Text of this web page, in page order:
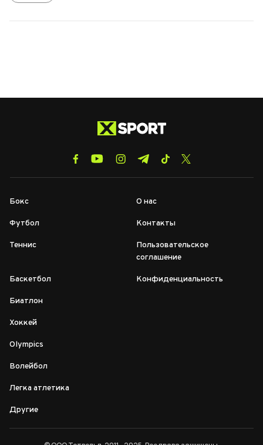
Бокс
Футбол
Теннис
Баскетбол
Биатлон
Хоккей
Olympics
Волейбол
Легка атлетика
Другие
О нас
Контакты
Пользовательское
соглашение
Конфиденциальность